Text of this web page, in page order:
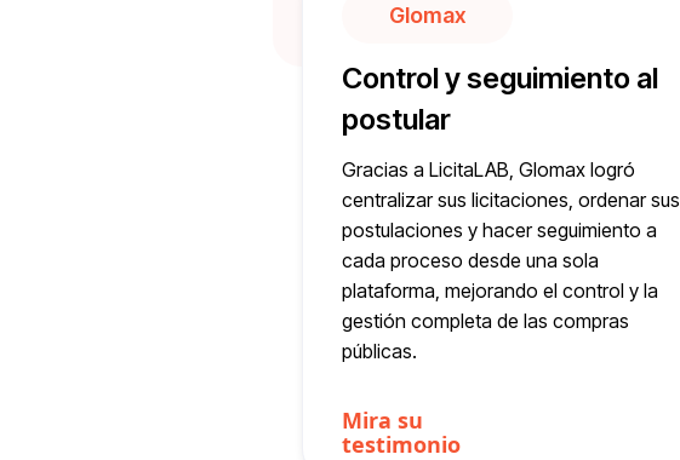
Glomax
Control y seguimiento al
postular
Gracias a LicitaLAB, Glomax logró
centralizar sus licitaciones, ordenar sus
postulaciones y hacer seguimiento a
cada proceso desde una sola
plataforma, mejorando el control y la
gestión completa de las compras
públicas.
Mira su
testimonio